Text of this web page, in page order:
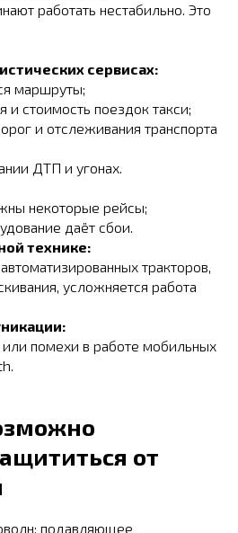
работать нестабильно. Это
сервисах:
маршруты;
и стоимость поездок такси;
и отслеживания транспорта
ДТП и угонах.
некоторые рейсы;
даёт сбои.
технике:
тракторов,
усложняется работа
помехи в работе мобильных
от
подавляющее